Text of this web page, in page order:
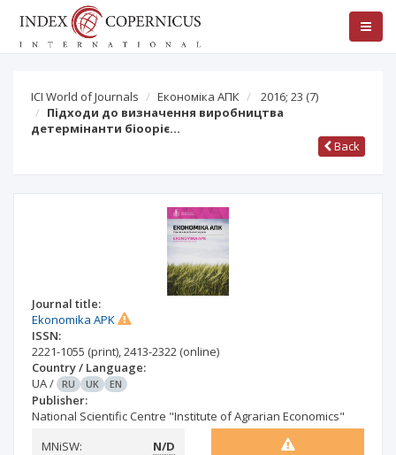
ICI World of Journals Економіка АПК 2016; 23 (7)
Підходи до визначення виробництва
детермінанти біооріє…
Back
Journal title:
Ekonomika APK
ISSN:
2221-1055 (print),2413-2322 (online)
Country / Language:
UA/ RU UK EN
Publisher:
National Scientific Centre "Institute of Agrarian Economics"
MNiSW:
N/D